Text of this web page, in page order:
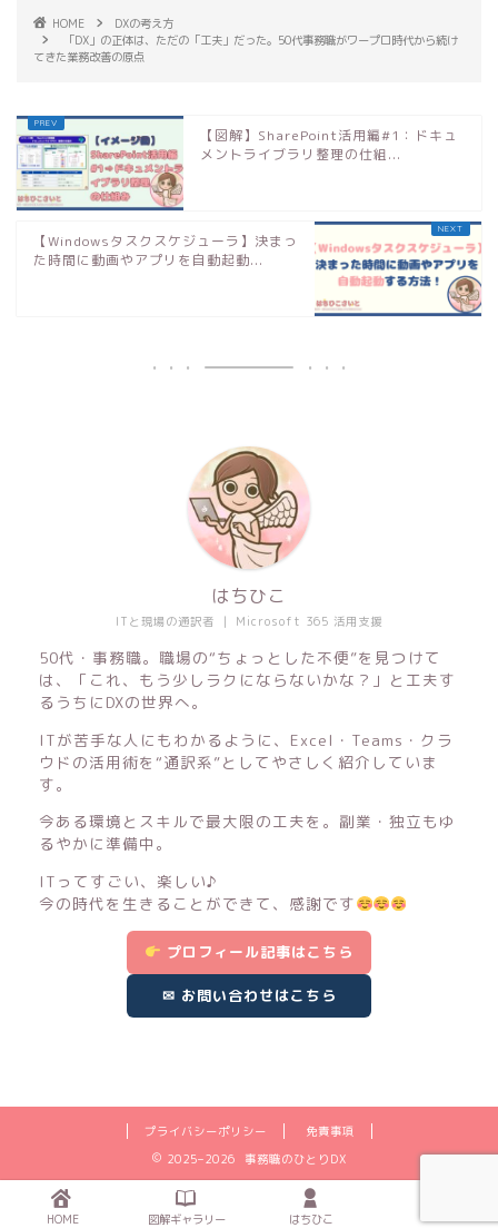
HOME
DXの考え方
「DX」の正体は、ただの「工夫」だった。50代事務職がワープロ時代から続け
てきた業務改善の原点
【図解】SharePoint活用編#1：ドキュ
メントライブラリ整理の仕組...
【Windowsタスクスケジューラ】決まっ
た時間に動画やアプリを自動起動...
ITと現場の通訳者 ｜ Microsoft 365 活用支援
はちひこ
50代・事務職。職場の“ちょっとした不便”を見つけて
は、「これ、もう少しラクにならないかな？」と工夫す
るうちにDXの世界へ。
ITが苦手な人にもわかるように、Excel・Teams・クラ
ウドの活用術を“通訳系”としてやさしく紹介していま
す。
今ある環境とスキルで最大限の工夫を。副業・独立もゆ
るやかに準備中。
ITってすごい、楽しい♪
今の時代を生きることができて、感謝です
プロフィール記事はこちら
✉ お問い合わせはこちら
プライバシーポリシー
免責事項
2025–2026 事務職のひとりDX
HOME 図解ギャラリー はちひこ